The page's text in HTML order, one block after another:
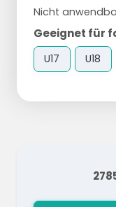
Nicht
Geeignet für
U17 U18